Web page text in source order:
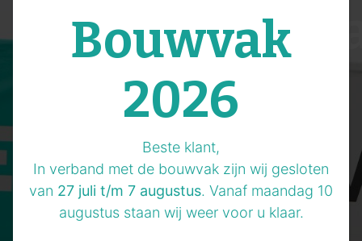
is bijna klaar,
nog heel even
geduld!
Bouwvak
2026
Beste klant,
In verband met de bouwvak zijn wij gesloten
van 27 juli t/m 7 augustus. Vanaf maandag 10
augustus staan wij weer voor u klaar.